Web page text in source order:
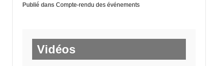
Publié dans Compte-rendu des événements
Vidéos